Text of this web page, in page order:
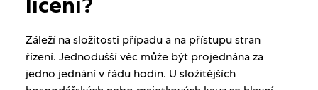
Záleží na složitosti případu a na přístupu stran
řízení. Jednodušší věc může být projednána za
jedno jednání v řádu hodin. U složitějších